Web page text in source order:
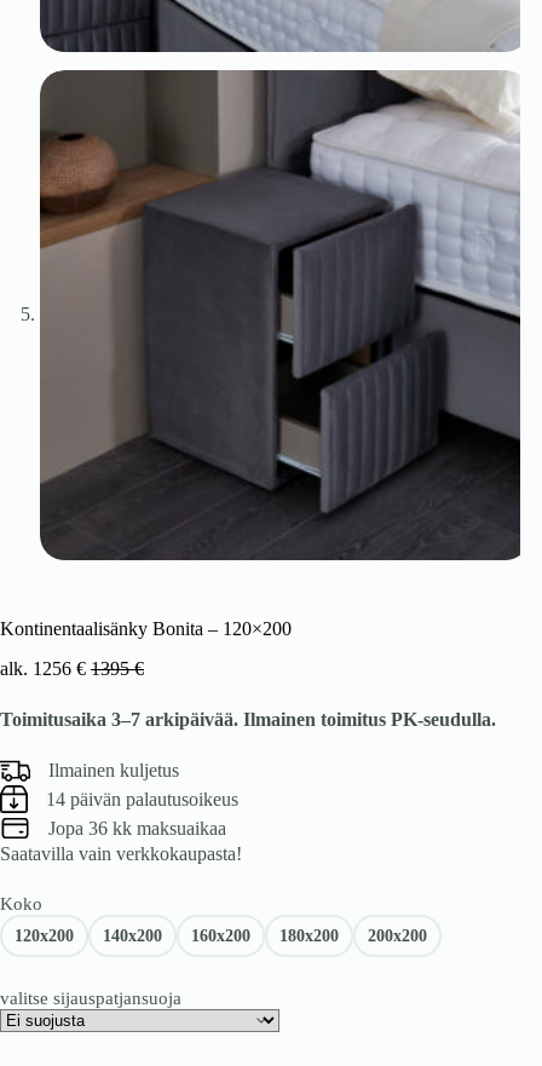
Kontinentaalisänky Bonita – 120×200
alk. 1256 € 1395€
Toimitusaika 3–7 arkipäivää. Ilmainen toimitus PK-seudulla.
Ilmainen kuljetus
14 päivän palautusoikeus
Jopa 36 kk maksuaikaa
Saatavilla vain verkkokaupasta!
Koko
120x200 140x200 160x200 180x200 200x200
valitse sijauspatjansuoja